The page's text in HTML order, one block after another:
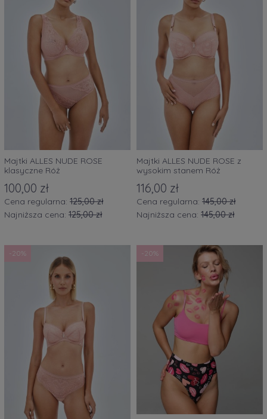
Majtki ALLES NUDE ROSE
klasyczne Róż
100,00 zł
Cena regularna: 125,00 zł
Najniższa cena: 125,00 zł
Majtki ALLES NUDE ROSE z
wysokim stanem Róż
116,00 zł
Cena regularna: 145,00 zł
Najniższa cena: 145,00 zł
-20% -20%